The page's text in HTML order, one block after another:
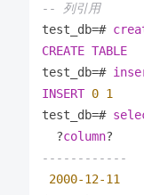
-- 列引用
test_db=#
CREATE TABLE
test_db=#
INSERT 0 1
test_db=#
  ?
column
------------
2000-12-11